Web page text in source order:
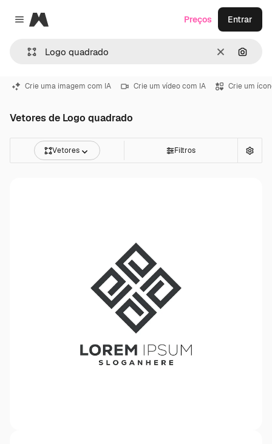
Close menu
Magnific
Limpar
Preços Entrar
Crie uma imagem com IA Crie um vídeo com IA Crie um
Vetores de Logo quadrado
Vetores Filtros